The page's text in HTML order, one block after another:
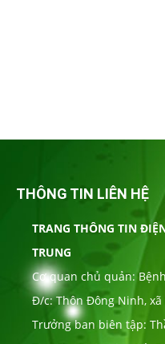
THÔNG TIN LIÊN HỆ
TRANG THÔNG TIN
TRUNG
Cơ quan chủ quản:
Đ/c: Thôn Đông Ninh,
Trưởng ban biên tập: